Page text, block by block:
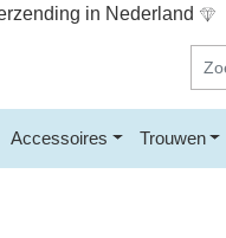
in Nederland
Accessoires Trouwen